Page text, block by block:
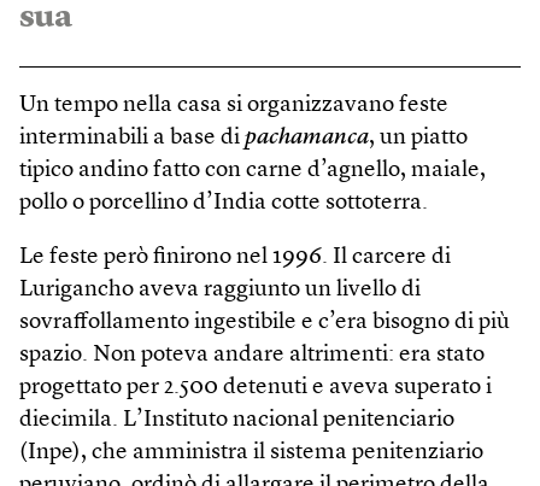
sua
Un tempo nella casa si organizzavano feste
interminabili a base di pachamanca, un piatto
tipico andino fatto con carne d’agnello, maiale,
pollo o porcellino d’India cotte sottoterra.
Le feste però finirono nel 1996. Il carcere di
Lurigancho aveva raggiunto un livello di
sovraffollamento ingestibile e c’era bisogno di più
spazio. Non poteva andare altrimenti: era stato
progettato per 2.500 detenuti e aveva superato i
diecimila. L’Instituto nacional penitenciario
(Inpe), che amministra il sistema penitenziario